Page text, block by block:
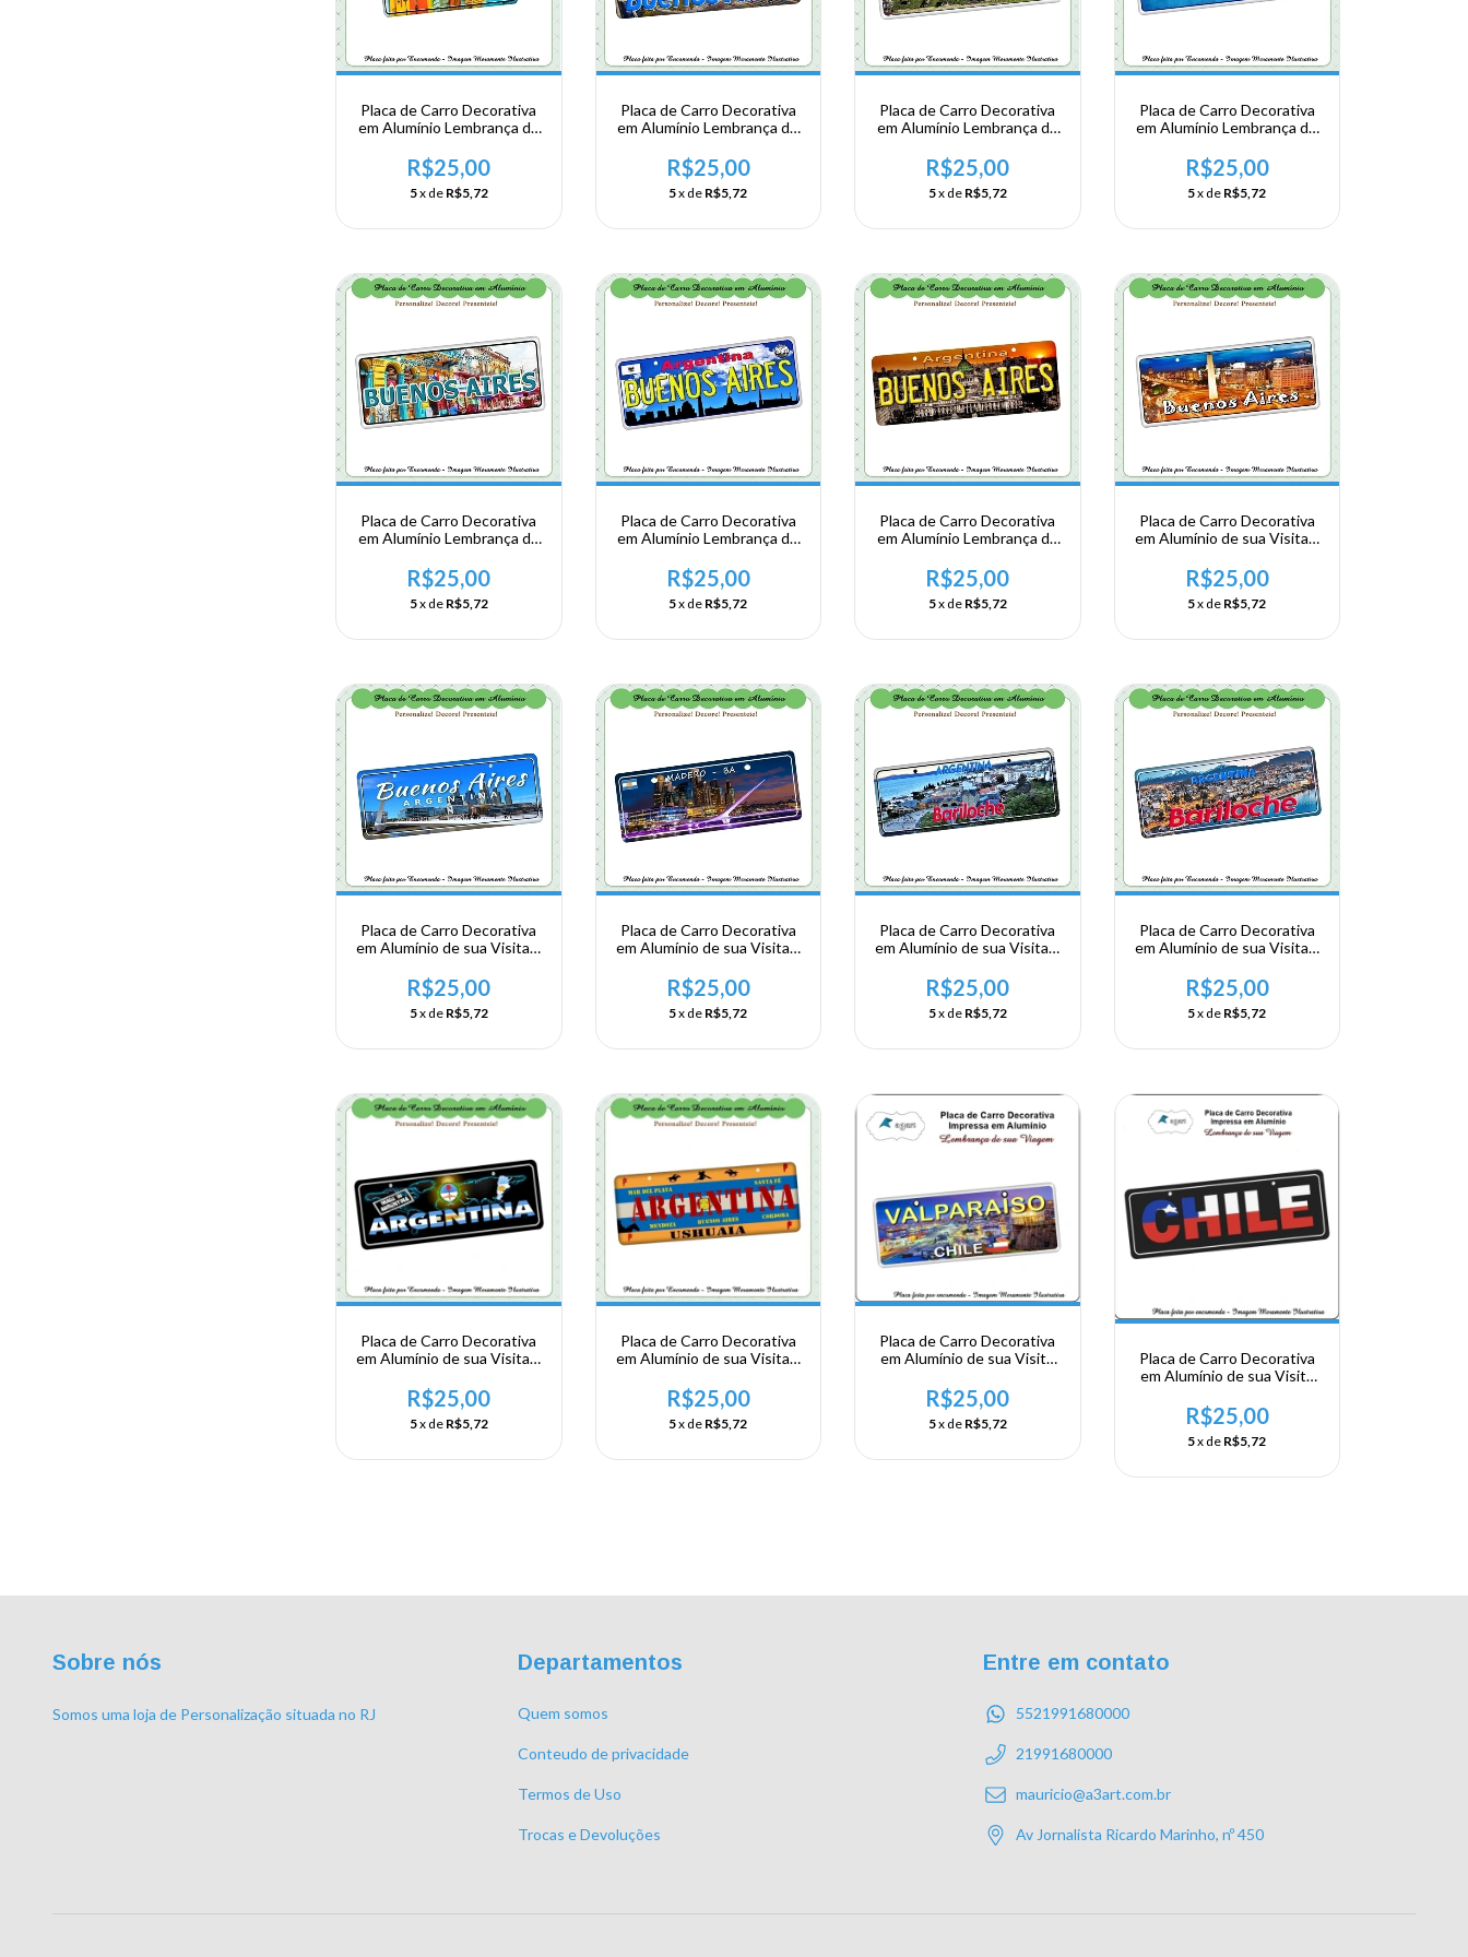
Placa de Carro Decorativa
em Alumínio Lembrança de
Buenos Aires
R$25,00
5x de R$5,72
Placa de Carro Decorativa
em Alumínio Lembrança de
Buenos Aires
R$25,00
5x de R$5,72
Placa de Carro Decorativa
em Alumínio Lembrança de
Buenos Aires
R$25,00
5x de R$5,72
Placa de Carro Decorativa
em Alumínio Lembrança de
Mi Buenos Aires
R$25,00
5x de R$5,72
Placa de Carro Decorativa
em Alumínio Lembrança de
Buenos Aires
R$25,00
5x de R$5,72
Placa de Carro Decorativa
em Alumínio Lembrança de
Buenos Aires
R$25,00
5x de R$5,72
Placa de Carro Decorativa
em Alumínio Lembrança de
Buenos Aires
R$25,00
5x de R$5,72
Placa de Carro Decorativa
em Alumínio de sua Visita a
R$25,00
5x de R$5,72
Placa de Carro Decorativa
em Alumínio de sua Visita a
Porto Madero
R$25,00
5x de R$5,72
Placa de Carro Decorativa
em Alumínio de sua Visita a
Porto Madero
R$25,00
5x de R$5,72
Placa de Carro Decorativa
em Alumínio de sua Visita a
R$25,00
5x de R$5,72
Placa de Carro Decorativa
em Alumínio de sua Visita a
R$25,00
5x de R$5,72
Placa de Carro Decorativa
em Alumínio de sua Visita a
R$25,00
5x de R$5,72
Placa de Carro Decorativa
em Alumínio de sua Visita a
R$25,00
5x de R$5,72
Placa de Carro Decorativa
em Alumínio de sua Visita
R$25,00
5x de R$5,72
Placa de Carro Decorativa
em Alumínio de sua Visita
R$25,00
5x de R$5,72
Sobre nós
Somos uma loja de Personalização situada no RJ
Departamentos
Quem somos
Conteudo de privacidade
Termos de Uso
Trocas e Devoluções
Entre em contato
5521991680000
21991680000
mauricio@a3art.com.br
Av Jornalista Ricardo Marinho, nº 450